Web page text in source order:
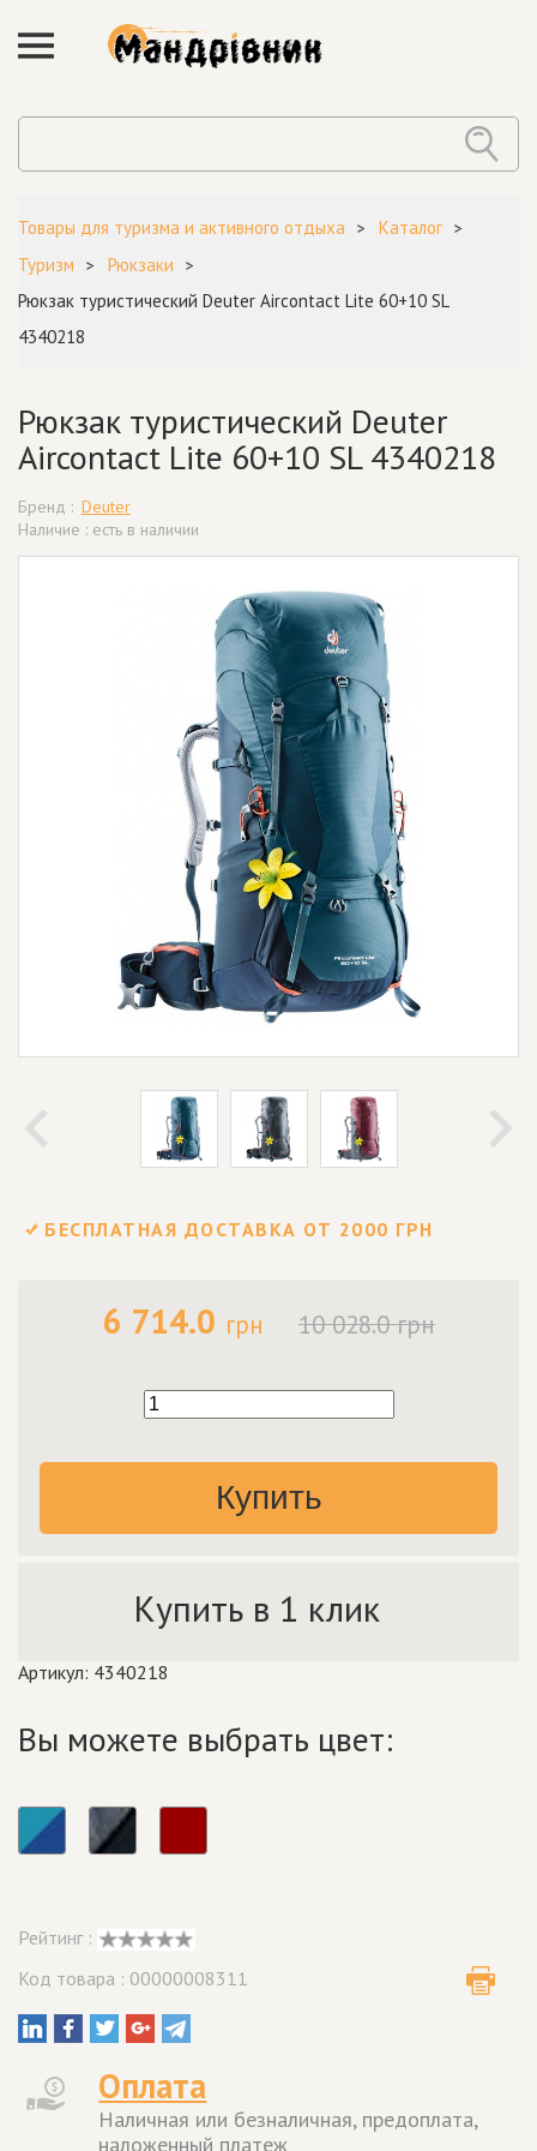
Товары для туризма и активного отдыха
Каталог
Туризм
Рюкзаки
Рюкзак туристический Deuter Aircontact Lite 60+10 SL
4340218
Рюкзак туристический Deuter
Aircontact Lite 60+10 SL 4340218
Бренд : Deuter
Наличие : есть в наличии
БЕСПЛАТНАЯ ДОСТАВКА ОТ 2000 ГРН
6 714.0 грн 10 028.0 грн
Купить
Купить в 1 клик
Артикул: 4340218
Вы можете выбрать цвет:
Рейтинг :
Код товара : 00000008311
Оплата
Наличная или безналичная, предоплата,
наложенный платеж